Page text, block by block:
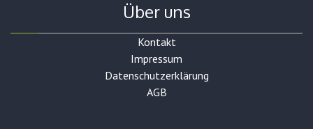
Über uns
Kontakt
Impressum
Datenschutzerklärung
AGB